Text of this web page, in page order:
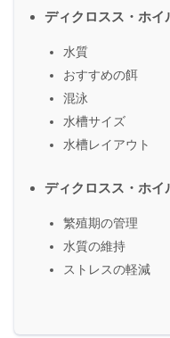
ディクロスス・ホイ
水質
おすすめの餌
混泳
水槽サイズ
水槽レイアウト
ディクロスス・ホイ
繁殖期の管理
水質の維持
ストレスの軽減